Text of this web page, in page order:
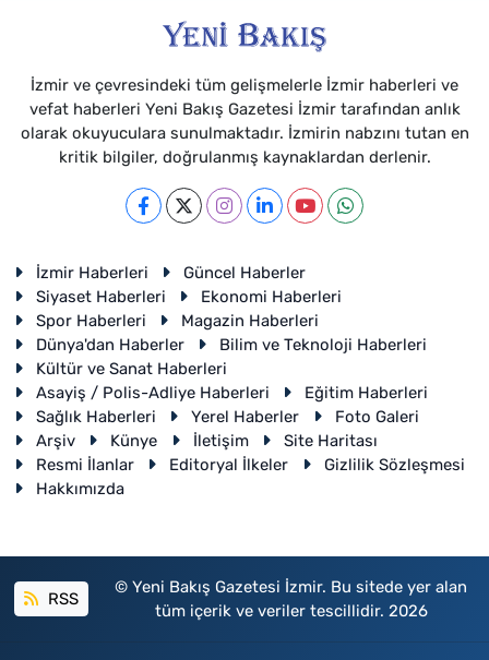
İzmir ve çevresindeki tüm gelişmelerle İzmir haberleri ve
vefat haberleri Yeni Bakış Gazetesi İzmir tarafından anlık
olarak okuyuculara sunulmaktadır. İzmirin nabzını tutan en
kritik bilgiler, doğrulanmış kaynaklardan derlenir.
İzmir Haberleri
Güncel Haberler
Siyaset Haberleri
Ekonomi Haberleri
Spor Haberleri
Magazin Haberleri
Dünya'dan Haberler
Bilim ve Teknoloji Haberleri
Kültür ve Sanat Haberleri
Asayiş / Polis-Adliye Haberleri
Eğitim Haberleri
Sağlık Haberleri
Yerel Haberler
Foto Galeri
Arşiv
Künye İletişim
Site Haritası
Resmi İlanlar
Editoryal İlkeler
Gizlilik Sözleşmesi
Hakkımızda
RSS
© Yeni Bakış Gazetesi İzmir. Bu sitede yer alan
tüm içerik ve veriler tescillidir. 2026